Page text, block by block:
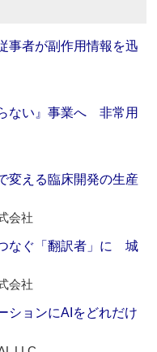
事者が副作用情報を迅
ない』事業へ 非常用
変える臨床開発の生産
会社
なぐ「翻訳者」に 城
会社
ションにAIをどれだけ